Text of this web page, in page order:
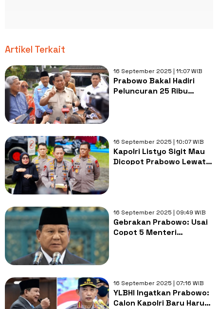
Artikel Terkait
16 September 2025 | 11:07 WIB
Prabowo Bakal Hadiri
Peluncuran 25 Ribu
16 September 2025 | 10:07 WIB
Kapolri Listyo Sigit Mau
Dicopot Prabowo Lewat
16 September 2025 | 09:49 WIB
Gebrakan Prabowo: Usai
Copot 5 Menteri
16 September 2025 | 07:16 WIB
YLBHI Ingatkan Prabowo:
Calon Kapolri Baru Harus